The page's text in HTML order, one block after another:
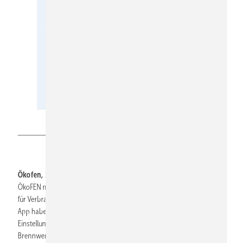
Ökofen, 11.0-C22:
ÖkoFEN myPelletronic-App, die von der Deutschen Gesellschaft
für Verbraucherstudien (DtGV) ausgezeichnet wurde. Über die
App haben Nutzer jederzeit mit nur einem Klick Zugriff auf alle
Einstellungen ihrer Pelletheizung. Außerdem zu sehen die neuen
Brennwertreihen Pellematic Compact (10–18 kW) sowie